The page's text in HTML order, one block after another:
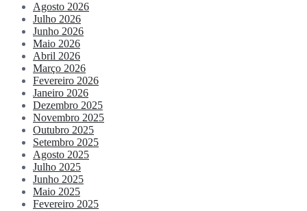
Agosto 2026
Julho 2026
Junho 2026
Maio 2026
Abril 2026
Março 2026
Fevereiro 2026
Janeiro 2026
Dezembro 2025
Novembro 2025
Outubro 2025
Setembro 2025
Agosto 2025
Julho 2025
Junho 2025
Maio 2025
Fevereiro 2025